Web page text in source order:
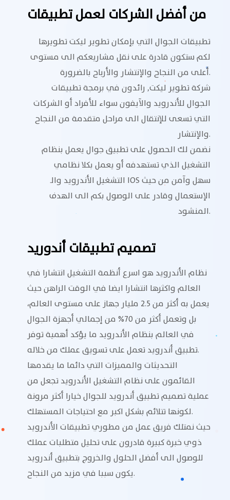
من أفضل الشركات لعمل تطبيقات
تطبيقات الجوال التي بإمكان تطوير ليكت تطويرها
لكم ستكون قادرة على نقل مشاريعكم الى مستوى
أعلى من النجاح والإنتشار والأرباح بالضرورة.
شركة تطوير ليكت, رائدون في برمجة تطبيقات
الجوال للأندرويد والآيفون سواء للأفراد أو الشركات
التي تسعى للإنتقال الى مراحل متقدمة من النجاح
والإنتشار.
نضمن لك الحصول على تطبيق جوال يعمل بنظام
التشغيل الذي تستهدفه أو يعمل بكلا نظامي
التشغيل الأندرويد والـ IOS سهل وآمن من حيث
الإستعمال وقادر على الوصول بكم الى الهدف
المنشود.
تصميم تطبيقات أندوريد
نظام الأندرويد هو اسرع أنظمة التشغيل انتشارا في
العالم واكثرها انتشارا ايضا في الوقت الراهن حيث
يعمل به أكثر من 2.5 مليار جهاز على مستوى العالم،
بل وتعمل أكثر من 70% من إجمالي أجهزة الجوال
في العالم بنظام الأندرويد ما يؤكد أهمية توفر
تطبيق أندرويد تعمل على تسويق عملك من خلاله.
التحديثات والمميزات التي دائما ما يقدمها
القائمون على نظام التشغيل الأندرويد تجعل من
عملية تصميم تطبيق أندرويد للجوال خيارا أكثر مرونة
لكونها تتلائم بشكل اكبر مع احتياجات المستهلك.
حيث نمتلك فريق عمل من مطوري تطبيقات الأندرويد
ذوي خبرة كبيرة قادرون على تحليل متطلبات عملك
للوصول الى أفضل الحلول والخروج بتطبيق أندرويد
يكون سببا في مزيد من النجاح.